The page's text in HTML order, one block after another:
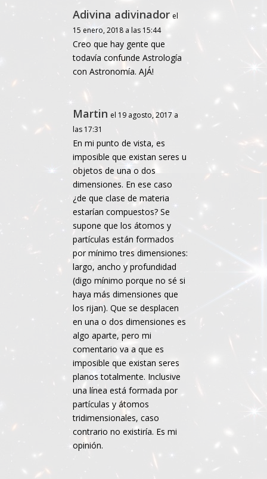
Adivina adivinador el
15 enero, 2018 a las 15:44
Creo que hay gente que
todavía confunde Astrología
con Astronomía. AJÁ!
Martin el 19 agosto, 2017 a
las 17:31
En mi punto de vista, es
imposible que existan seres u
objetos de una o dos
dimensiones. En ese caso
¿de que clase de materia
estarían compuestos? Se
supone que los átomos y
partículas están formados
por mínimo tres dimensiones:
largo, ancho y profundidad
(digo mínimo porque no sé si
haya más dimensiones que
los rijan). Que se desplacen
en una o dos dimensiones es
algo aparte, pero mi
comentario va a que es
imposible que existan seres
planos totalmente. Inclusive
una línea está formada por
partículas y átomos
tridimensionales, caso
contrario no existiría. Es mi
opinión.